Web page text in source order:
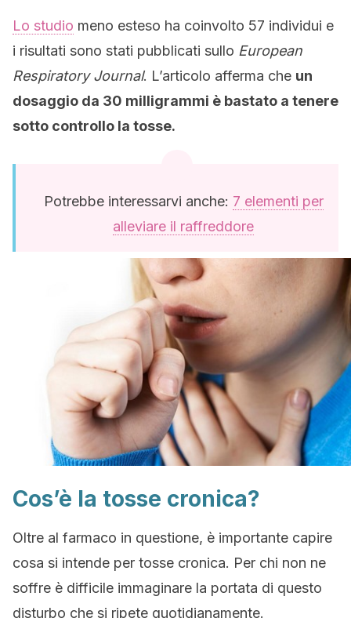
Lo studio meno esteso ha coinvolto 57 individui e
i risultati sono stati pubblicati sullo European
Respiratory Journal. L’articolo afferma che un
dosaggio da 30 milligrammi è bastato a tenere
sotto controllo la tosse.
Potrebbe interessarvi anche: 7 elementi per
alleviare il raffreddore
Cos’è la tosse cronica?
Oltre al farmaco in questione, è importante capire
cosa si intende per tosse cronica. Per chi non ne
soffre è difficile immaginare la portata di questo
disturbo che si ripete quotidianamente.